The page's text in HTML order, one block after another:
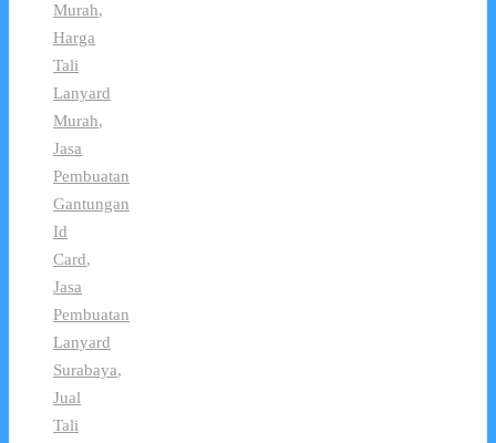
Murah,
Harga
Tali
Lanyard
Murah,
Jasa
Pembuatan
Gantungan
Id
Card,
Jasa
Pembuatan
Lanyard
Surabaya,
Jual
Tali